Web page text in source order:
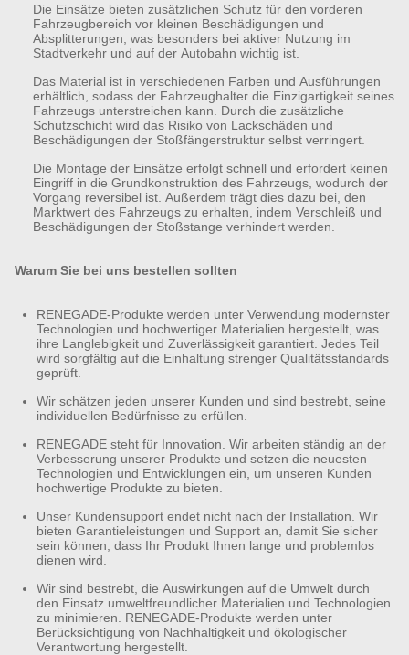
Die Einsätze bieten zusätzlichen Schutz für den vorderen
Fahrzeugbereich vor kleinen Beschädigungen und
Absplitterungen, was besonders bei aktiver Nutzung im
Stadtverkehr und auf der Autobahn wichtig ist.
Das Material ist in verschiedenen Farben und Ausführungen
erhältlich, sodass der Fahrzeughalter die Einzigartigkeit seines
Fahrzeugs unterstreichen kann. Durch die zusätzliche
Schutzschicht wird das Risiko von Lackschäden und
Beschädigungen der Stoßfängerstruktur selbst verringert.
Die Montage der Einsätze erfolgt schnell und erfordert keinen
Eingriff in die Grundkonstruktion des Fahrzeugs, wodurch der
Vorgang reversibel ist. Außerdem trägt dies dazu bei, den
Marktwert des Fahrzeugs zu erhalten, indem Verschleiß und
Beschädigungen der Stoßstange verhindert werden.
Warum Sie bei uns bestellen sollten
RENEGADE-Produkte werden unter Verwendung modernster
Technologien und hochwertiger Materialien hergestellt, was
ihre Langlebigkeit und Zuverlässigkeit garantiert. Jedes Teil
wird sorgfältig auf die Einhaltung strenger Qualitätsstandards
geprüft.
Wir schätzen jeden unserer Kunden und sind bestrebt, seine
individuellen Bedürfnisse zu erfüllen.
RENEGADE steht für Innovation. Wir arbeiten ständig an der
Verbesserung unserer Produkte und setzen die neuesten
Technologien und Entwicklungen ein, um unseren Kunden
hochwertige Produkte zu bieten.
Unser Kundensupport endet nicht nach der Installation. Wir
bieten Garantieleistungen und Support an, damit Sie sicher
sein können, dass Ihr Produkt Ihnen lange und problemlos
dienen wird.
Wir sind bestrebt, die Auswirkungen auf die Umwelt durch
den Einsatz umweltfreundlicher Materialien und Technologien
zu minimieren. RENEGADE-Produkte werden unter
Berücksichtigung von Nachhaltigkeit und ökologischer
Verantwortung hergestellt.